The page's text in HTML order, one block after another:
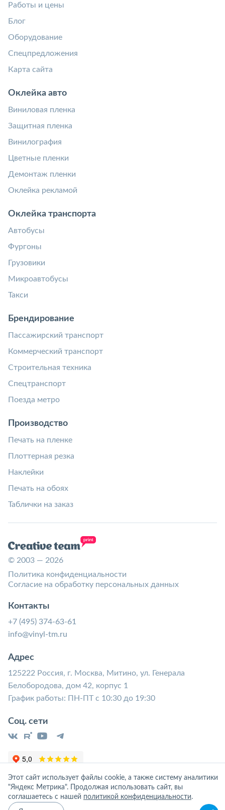
Работы и цены
Блог
Оборудование
Спецпредложения
Карта сайта
Оклейка авто
Виниловая пленка
Защитная пленка
Винилография
Цветные пленки
Демонтаж пленки
Оклейка рекламой
Оклейка транспорта
Автобусы
Фургоны
Грузовики
Микроавтобусы
Такси
Брендирование
Пассажирский транспорт
Коммерческий транспорт
Строительная техника
Спецтранспорт
Поезда метро
Производство
Печать на пленке
Плоттерная резка
Наклейки
Печать на обоях
Таблички на заказ
© 2003 — 2026
Политика конфиденциальности
Согласие на обработку персональных данных
Контакты
+7 (495) 374-63-61
info@vinyl-tm.ru
Адрес
125222 Россия, г. Москва, Митино, ул. Генерала
Белобородова, дом 42, корпус 1
График работы: ПН-ПТ с 10:30 до 19:30
Соц. сети
Этот сайт использует файлы cookie, а также систему аналитики
"Яндекс Метрика". Продолжая использовать сайт, вы
соглашаетесь с нашей политикой конфиденциальности.